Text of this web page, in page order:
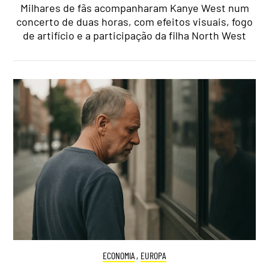
Milhares de fãs acompanharam Kanye West num
concerto de duas horas, com efeitos visuais, fogo
de artifício e a participação da filha North West
ECONOMIA , EUROPA